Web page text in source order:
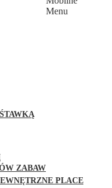
ZABAW
Menu
PLACE